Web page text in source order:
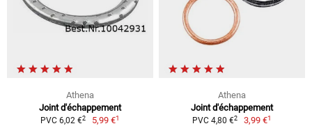
Athena
Joint d'échappement
PVC 6,02 €2 5,99 €1
Athena
Joint d'échappement
PVC 4,80 €2 3,99 €1